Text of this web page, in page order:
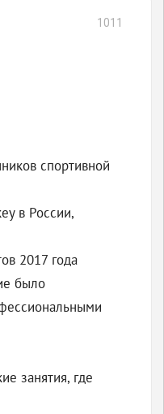
1011
спортивной
в России,
2017 года
было
занятия, где